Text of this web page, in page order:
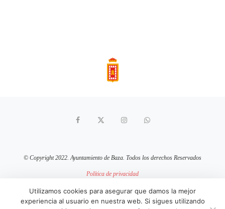
© Copyright 2022. Ayuntamiento de Baza. Todos los derechos Reservados
Política de privacidad
Política de cookies
sitio web mantenido por pixelcero.com
Utilizamos cookies para asegurar que damos la mejor
experiencia al usuario en nuestra web. Si sigues utilizando